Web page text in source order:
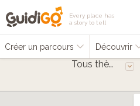
Every place has
a story to tell
Créer un parcours Découvrir
Tous thèmes